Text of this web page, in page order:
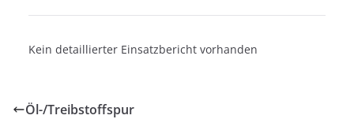
Kein detaillierter Einsatzbericht vorhanden
Öl-/Treibstoffspur